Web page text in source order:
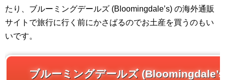
たり、ブルーミングデールズ (Bloomingdale’s) の海外通販
サイトで旅行に行く前にかさばるのでお土産を買うのもい
いです。
ブルーミングデールズ